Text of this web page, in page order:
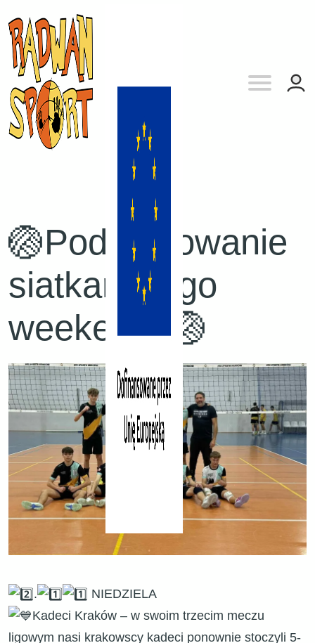
🏐Podsumowanie
siatkarskiego
weekendu🏐
.
NIEDZIELA
Kadeci Kraków – w swoim trzecim meczu
ligowym nasi krakowscy kadeci ponownie stoczyli 5-